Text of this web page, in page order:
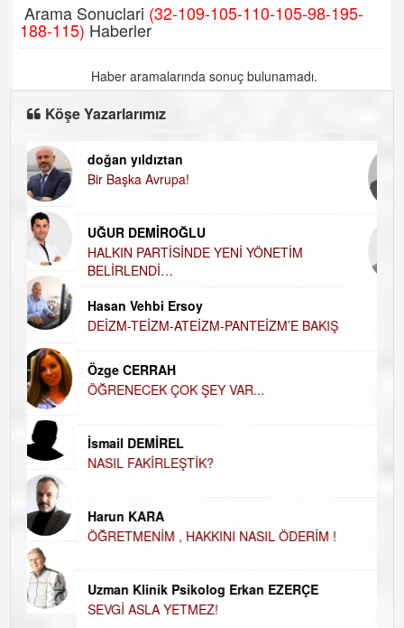
Arama Sonuclari (32-109-105-110-105-98-195-
188-115) Haberler
Haber aramalarında sonuç bulunamadı.
Köşe Yazarlarımız
doğan yıldıztan
Bir Başka Avrupa!
UĞUR DEMİROĞLU
HALKIN PARTİSİNDE YENİ YÖNETİM
BELİRLENDİ…
Hasan Vehbi Ersoy
DEİZM-TEİZM-ATEİZM-PANTEİZM’E BAKIŞ
Özge CERRAH
ÖĞRENECEK ÇOK ŞEY VAR...
İsmail DEMİREL
NASIL FAKİRLEŞTİK?
Harun KARA
ÖĞRETMENİM , HAKKINI NASIL ÖDERİM !
Uzman Klinik Psikolog Erkan EZERÇE
SEVGİ ASLA YETMEZ!